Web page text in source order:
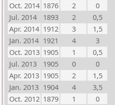
Oct. 2014 1876 2
0
Jul. 2014
1893 2
0,5
Apr. 2014 1912 3
1,5
Jan. 2014 1921 4
3
Oct. 2013 1905 1
0,5
Jul. 2013
1905 0
0
Apr. 2013 1905 2
1,5
Jan. 2013 1904 4
3,5
Oct. 2012 1879 1
0